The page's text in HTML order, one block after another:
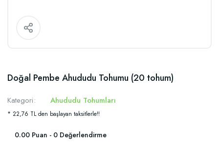
Doğal Pembe Ahududu Tohumu (20 tohum)
Kategori Ahududu Tohumları
* 22,76 TL den başlayan taksitlerle!!
0.00 Puan - 0 Değerlendirme